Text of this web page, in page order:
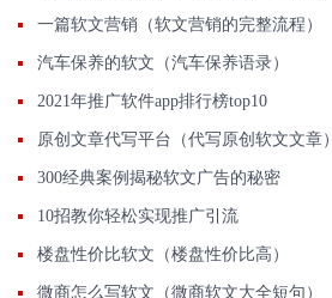
一篇软文营销（软文营销的完整流程）
汽车保养的软文（汽车保养语录）
2021年推广软件app排行榜top10
原创文章代写平台（代写原创软文文章）
300经典案例揭秘软文广告的秘密
10招教你轻松实现推广引流
楼盘性价比软文（楼盘性价比高）
微商怎么写软文（微商软文大全短句）